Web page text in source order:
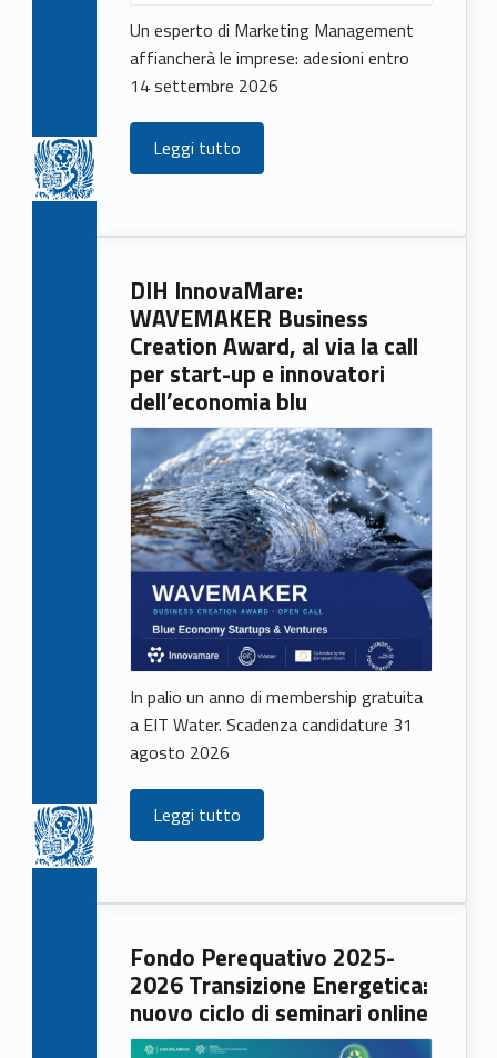
Un esperto di Marketing Management
affiancherà le imprese: adesioni entro
14 settembre 2026
Leggi tutto
DIH InnovaMare:
WAVEMAKER Business
Creation Award, al via la call
per start-up e innovatori
dell’economia blu
In palio un anno di membership gratuita
a EIT Water. Scadenza candidature 31
agosto 2026
Leggi tutto
Fondo Perequativo 2025-
2026 Transizione Energetica:
nuovo ciclo di seminari online